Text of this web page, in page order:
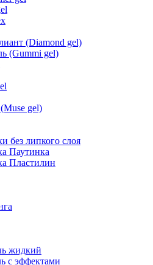
(Diamond gel)
(Gummi gel)
gel)
без липкого слоя
Паутинка
Пластилин
жидкий
с эффектами